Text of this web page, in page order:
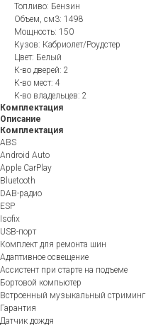
Топливо: Бензин
Объем, см3: 1498
Мощность: 150
Кузов: Кабриолет/Роудстер
Цвет: Белый
К-во дверей: 2
К-во мест: 4
К-во владельцев: 2
Комплектация
Описание
Комплектация
ABS
Android Auto
Apple CarPlay
Bluetooth
DAB-радио
ESP
Isofix
USB-порт
Комплект для ремонта шин
Адаптивное освещение
Ассистент при старте на подъеме
Бортовой компьютер
Встроенный музыкальный стриминг
Гарантия
Датчик дождя